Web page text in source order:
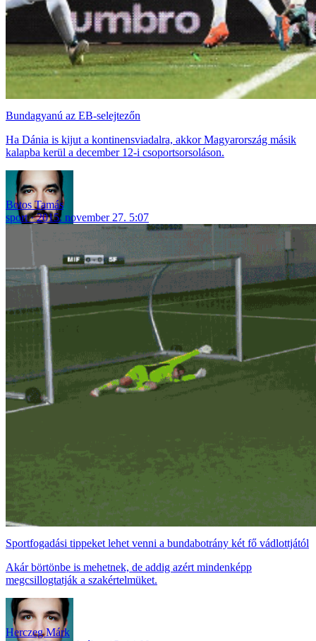
Bundagyanú az EB-selejtezőn
Ha Dánia is kijut a kontinensviadalra, akkor Magyarország másik
kalapba kerül a december 12-i csoportsorsoláson.
Botos Tamás
sport
2015. november 27. 5:07
Sportfogadási tippeket lehet venni a bundabotrány két fő vádlottjától
Akár börtönbe is mehetnek, de addig azért mindenképp
megcsillogtatják a szakértelmüket.
Herczeg Márk